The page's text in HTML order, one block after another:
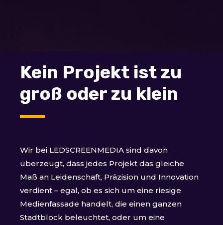
Kein Projekt ist zu
groß oder zu klein
Wir bei LEDSCREENMEDIA sind davon
überzeugt, dass jedes Projekt das gleiche
Maß an Leidenschaft, Präzision und Innovation
verdient – egal, ob es sich um eine riesige
Medienfassade handelt, die einen ganzen
Stadtblock beleuchtet, oder um eine